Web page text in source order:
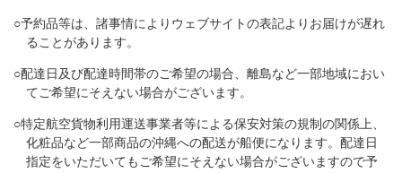
○予約品等は、諸事情によりウェブサイトの表記よりお届けが遅れ
ることがあります。
○配達日及び配達時間帯のご希望の場合、離島など一部地域におい
てご希望にそえない場合がございます。
○特定航空貨物利用運送事業者等による保安対策の規制の関係上、
化粧品など一部商品の沖縄への配送が船便になります。配達日
指定をいただいてもご希望にそえない場合がございますので予